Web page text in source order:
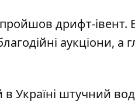
пройшов дрифт-івент.
аукціони,
Україні штучний